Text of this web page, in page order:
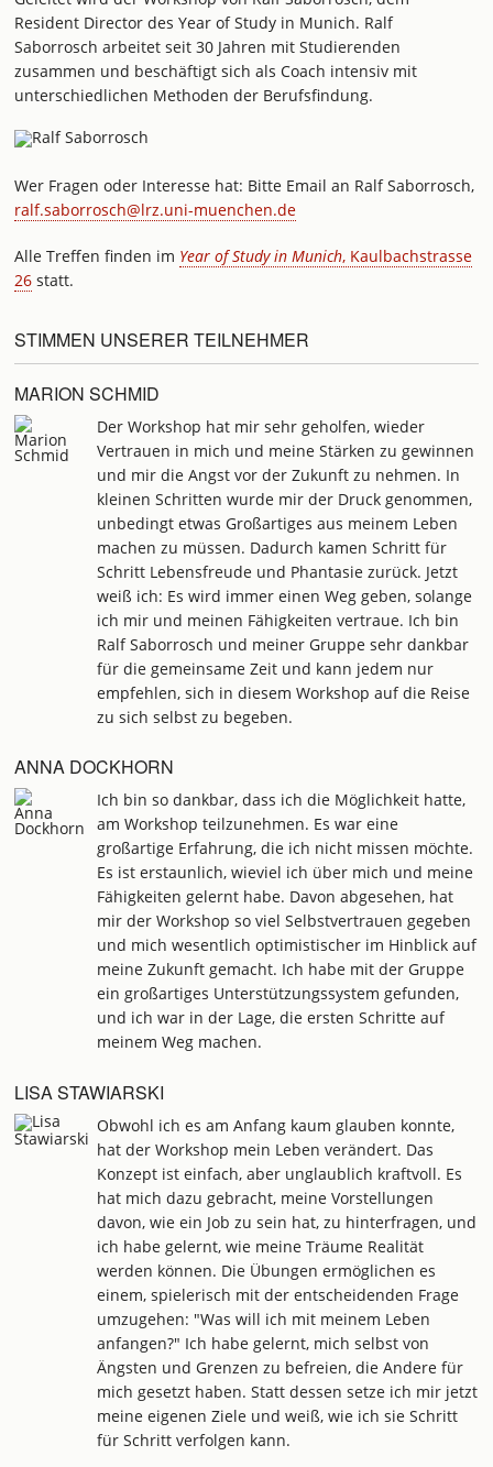
Resident Director des Year of Study in Munich. Ralf
Saborrosch arbeitet seit 30 Jahren mit Studierenden
zusammen und beschäftigt sich als Coach intensiv mit
unterschiedlichen Methoden der Berufsfindung.
Wer Fragen oder Interesse hat: Bitte Email an Ralf Saborrosch,
ralf.saborrosch@lrz.uni-muenchen.de
Alle Treffen finden im Year of Study in Munich, Kaulbachstrasse
26 statt.
STIMMEN UNSERER TEILNEHMER
MARION SCHMID
Der Workshop hat mir sehr geholfen, wieder
Vertrauen in mich und meine Stärken zu gewinnen
und mir die Angst vor der Zukunft zu nehmen. In
kleinen Schritten wurde mir der Druck genommen,
unbedingt etwas Großartiges aus meinem Leben
machen zu müssen. Dadurch kamen Schritt für
Schritt Lebensfreude und Phantasie zurück. Jetzt
weiß ich: Es wird immer einen Weg geben, solange
ich mir und meinen Fähigkeiten vertraue. Ich bin
Ralf Saborrosch und meiner Gruppe sehr dankbar
für die gemeinsame Zeit und kann jedem nur
empfehlen, sich in diesem Workshop auf die Reise
zu sich selbst zu begeben.
ANNA DOCKHORN
Ich bin so dankbar, dass ich die Möglichkeit hatte,
am Workshop teilzunehmen. Es war eine
großartige Erfahrung, die ich nicht missen möchte.
Es ist erstaunlich, wieviel ich über mich und meine
Fähigkeiten gelernt habe. Davon abgesehen, hat
mir der Workshop so viel Selbstvertrauen gegeben
und mich wesentlich optimistischer im Hinblick auf
meine Zukunft gemacht. Ich habe mit der Gruppe
ein großartiges Unterstützungssystem gefunden,
und ich war in der Lage, die ersten Schritte auf
meinem Weg machen.
LISA STAWIARSKI
Obwohl ich es am Anfang kaum glauben konnte,
hat der Workshop mein Leben verändert. Das
Konzept ist einfach, aber unglaublich kraftvoll. Es
hat mich dazu gebracht, meine Vorstellungen
davon, wie ein Job zu sein hat, zu hinterfragen, und
ich habe gelernt, wie meine Träume Realität
werden können. Die Übungen ermöglichen es
einem, spielerisch mit der entscheidenden Frage
umzugehen: "Was will ich mit meinem Leben
anfangen?" Ich habe gelernt, mich selbst von
Ängsten und Grenzen zu befreien, die Andere für
mich gesetzt haben. Statt dessen setze ich mir jetzt
meine eigenen Ziele und weiß, wie ich sie Schritt
für Schritt verfolgen kann.